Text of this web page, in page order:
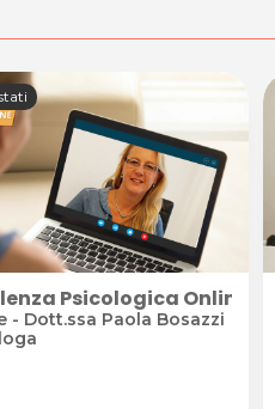
Psicologica Online
- Dott.ssa Paola Bosazzi